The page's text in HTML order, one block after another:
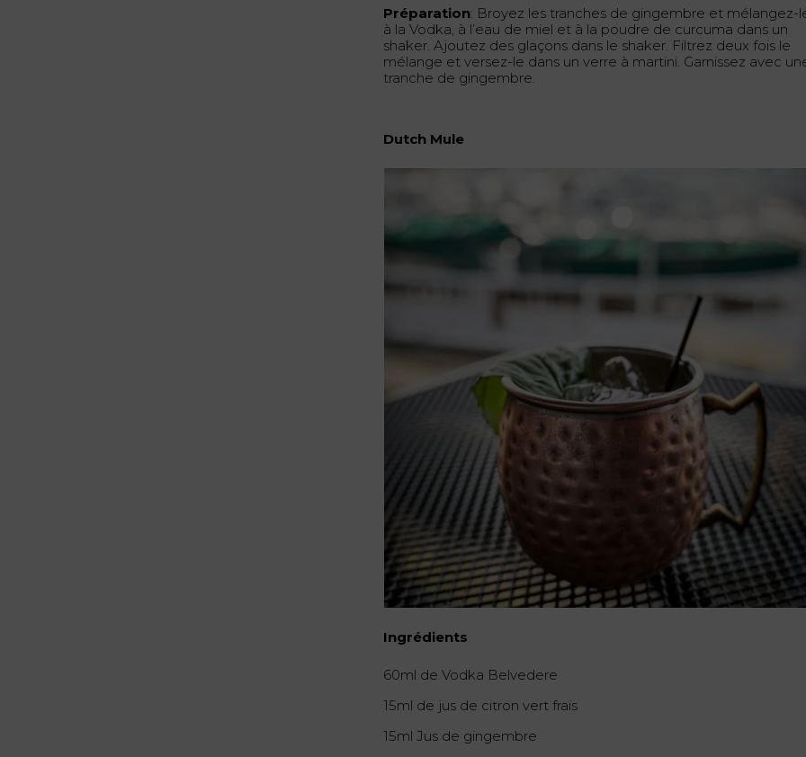
Préparation: Broyez les tranches de gingembre et mélangez-
à la Vodka, à l’eau de miel et à la poudre de curcuma dans un
shaker. Ajoutez des glaçons dans le shaker. Filtrez deux fois le
mélange et versez-le dans un verre à martini. Garnissez avec
tranche de gingembre.
Dutch Mule
Ingrédients
60ml de Vodka Belvedere
15ml de jus de citron vert frais
15ml Jus de gingembre